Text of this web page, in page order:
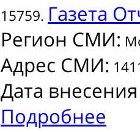
15759. Газета
Регион СМИ:
Адрес СМИ:
Дата
Подробнее